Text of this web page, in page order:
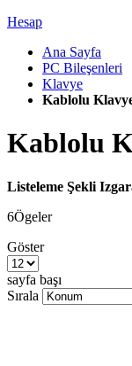
Hesap
Ana Sayfa
PC Bileşenleri
Klavye
Kablolu
Kablolu
Listeleme Şekli
6Ögeler
Göster
sayfa başı
Sırala